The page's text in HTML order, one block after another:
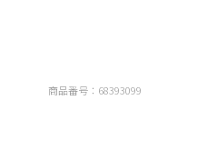
商品番号： 68393099